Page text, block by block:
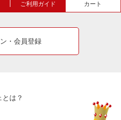
ご利用ガイド カート
・会員登録
は？